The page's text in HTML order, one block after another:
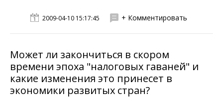
2009-04-10 15:17:45 + Комментировать
Может ли закончиться в скором
времени эпоха "налоговых гаваней" и
какие изменения это принесет в
экономики развитых стран?